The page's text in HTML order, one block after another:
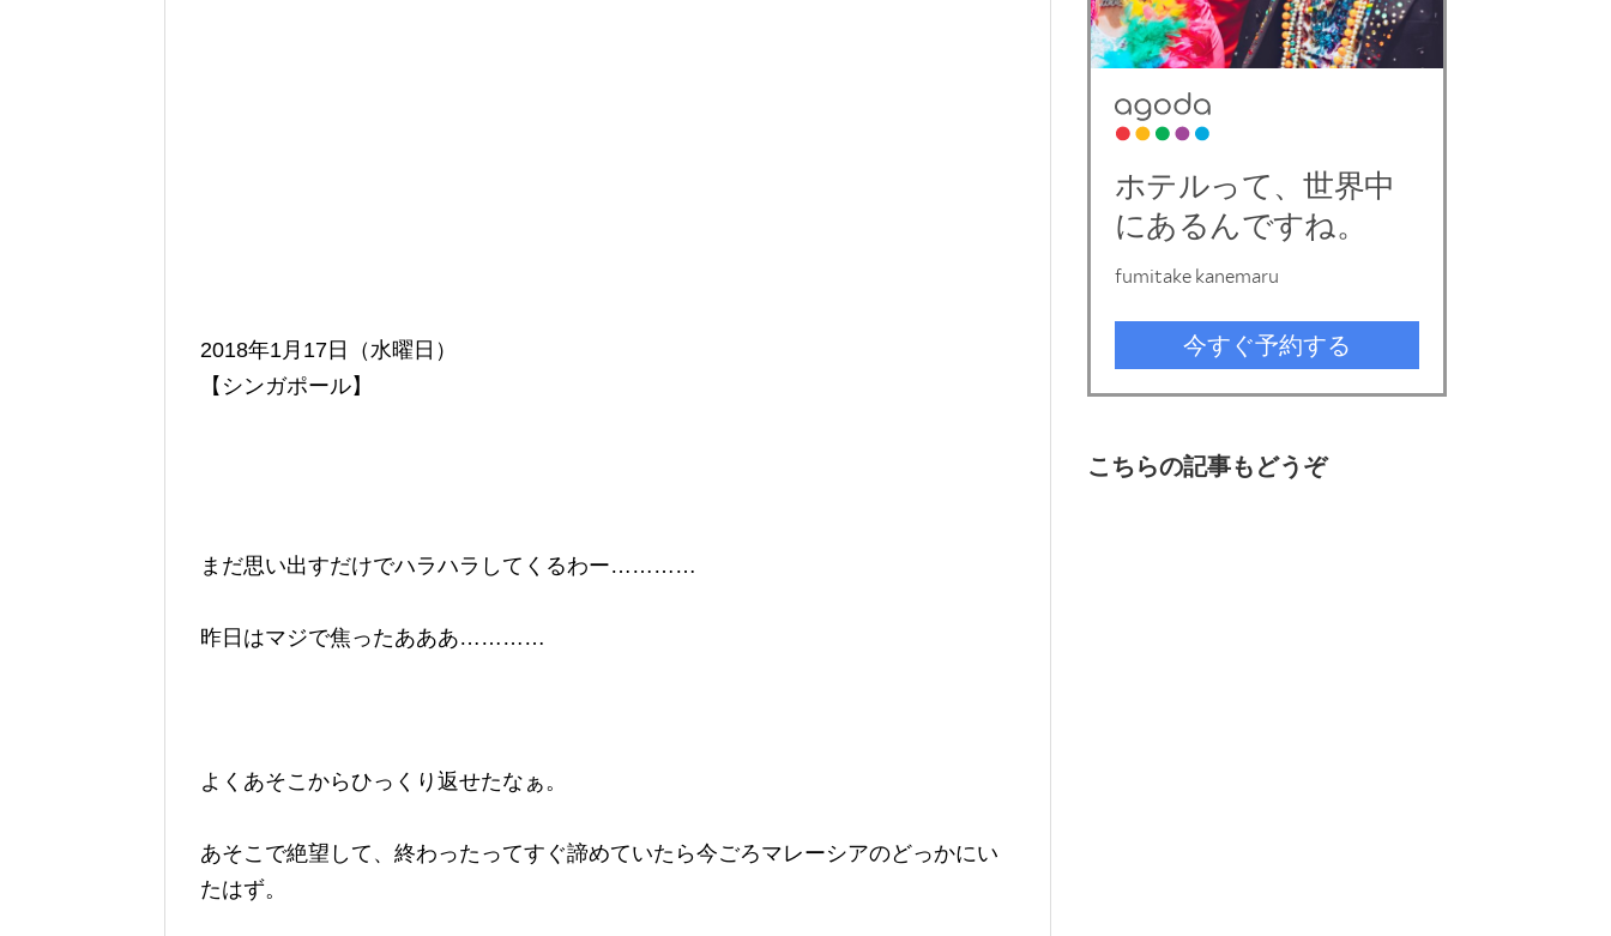
2018年1月17日（水曜日）
【シンガポール】
まだ思い出すだけでハラハラしてくるわー…………
昨日はマジで焦ったあああ…………
よくあそこからひっくり返せたなぁ。
あそこで絶望して、終わったってすぐ諦めていたら今ごろマレーシアのどっかにい
たはず。
こちらの記事もどうぞ